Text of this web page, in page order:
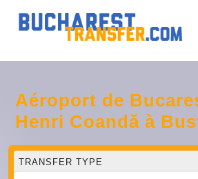
Aéroport de
Henri Coandă à
TRANSFER TYPE